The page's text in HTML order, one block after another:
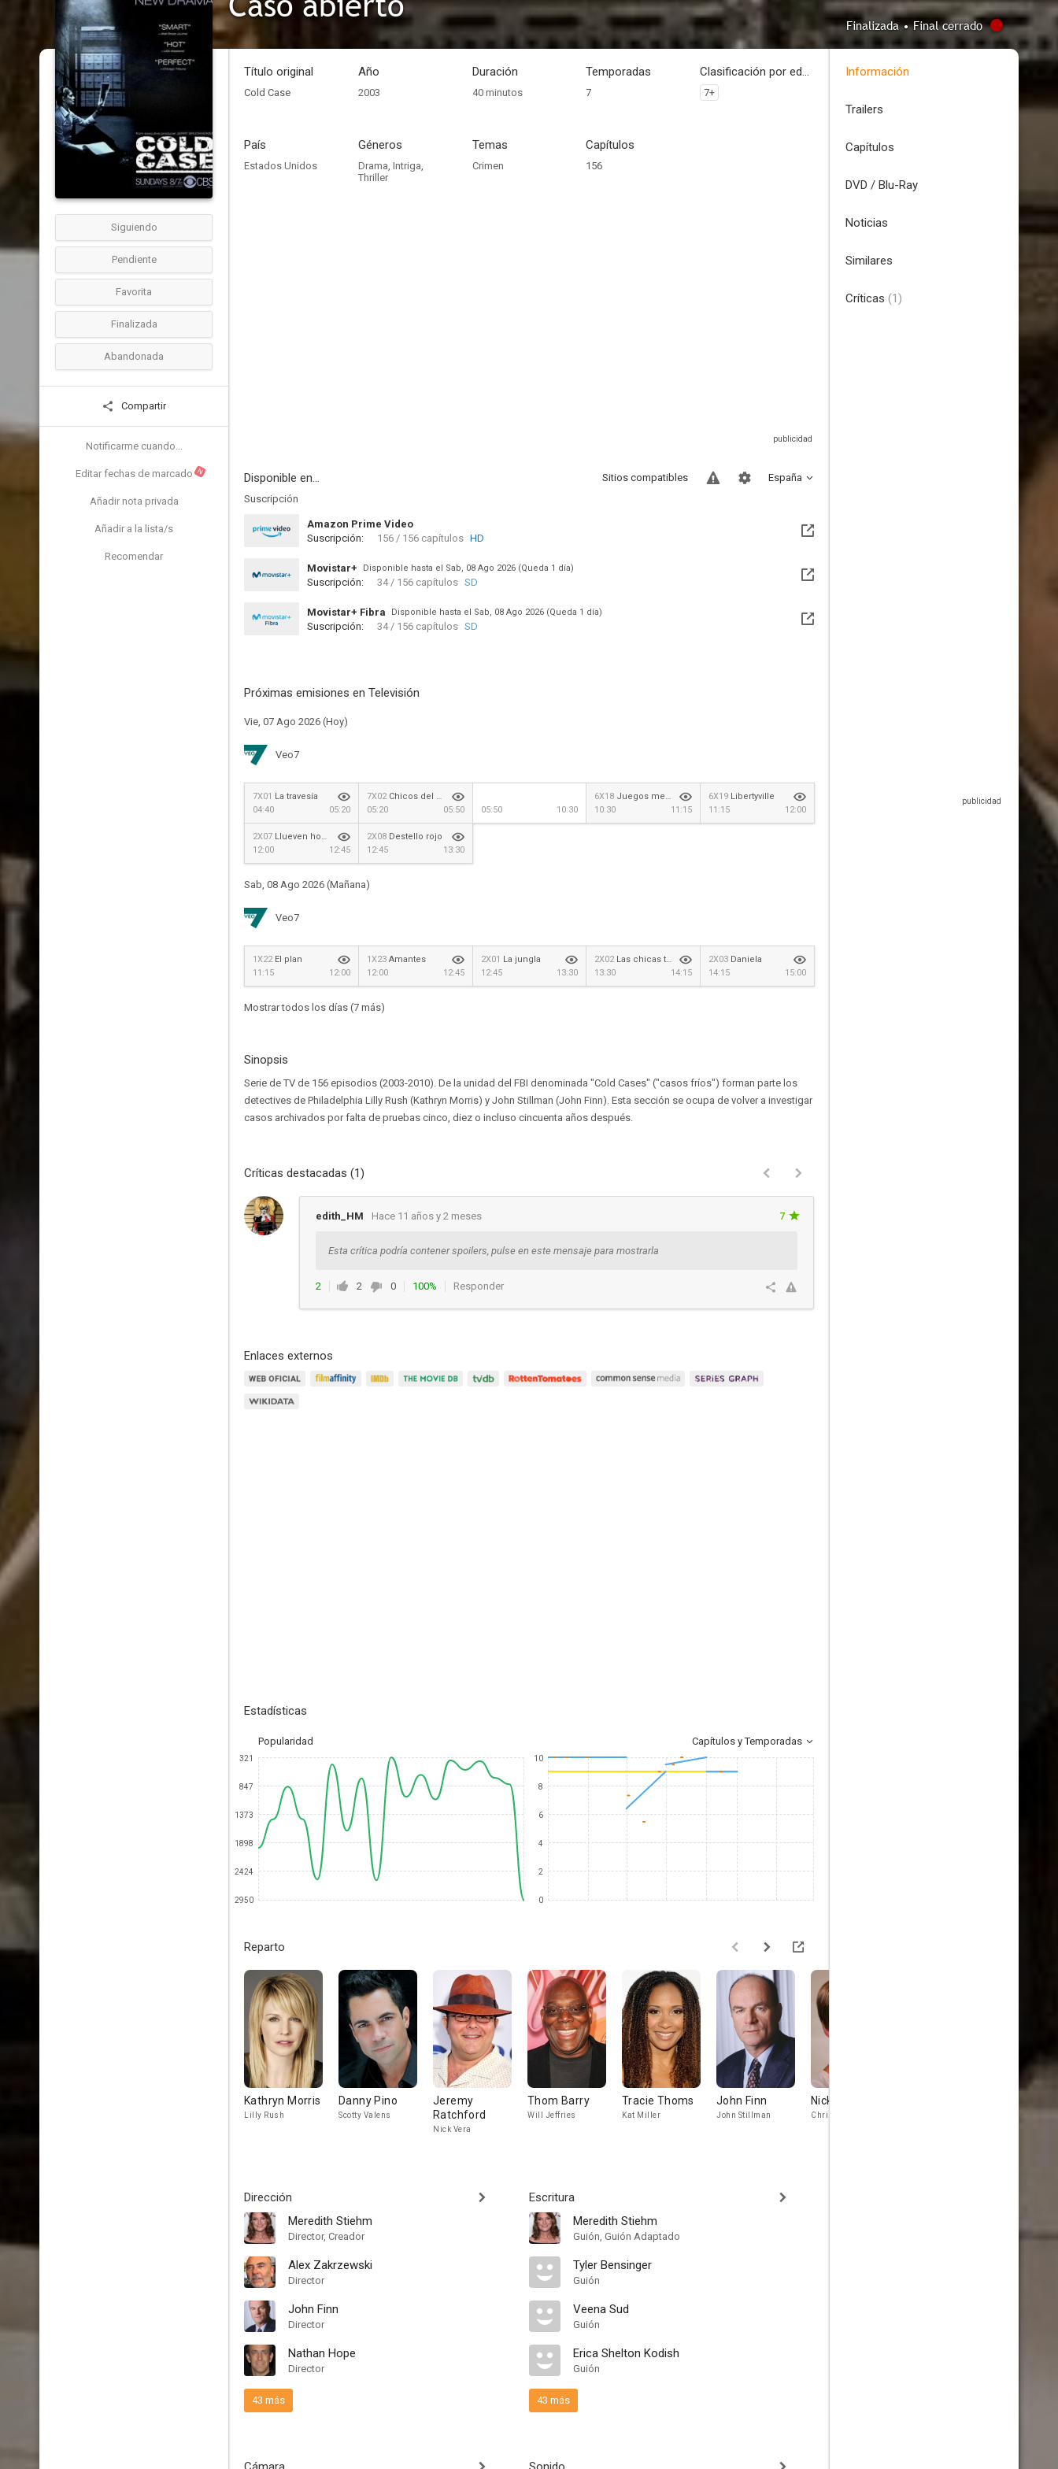
Finalizada • Final cerrado
Siguiendo
Pendiente
Favorita
Finalizada
Abandonada
Compartir
Notificarme cuando...
Editar fechas de marcado N
Añadir nota privada
Añadir a la lista/s
Recomendar
Título original
Cold Case
Año
2003
Duración
40 minutos
Temporadas
7
Clasificación por edades
7+
País
Estados Unidos
Géneros
Drama, Intriga,
Thriller
Temas
Crimen
Capítulos
156
Disponible en... España
Sitios compatibles
Suscripción
Amazon Prime Video
Suscripción:
156 / 156 capítulos HD
Movistar+ Disponible hasta el Sab, 08 Ago 2026 (Queda 1 día)
Suscripción: 34 / 156 capítulos SD
Movistar+ Fibra Disponible hasta el Sab, 08 Ago 2026 (Queda 1 día)
Suscripción: 34 / 156 capítulos SD
Próximas emisiones en Televisión
Vie, 07 Ago 2026 (Hoy)
Veo7
7X01 La travesía
04:40
05:20
7X02Chicos del barrio
05:20
05:50 05:50 10:30
6X18 Juegos mentales
10:30
11:15
6X19 Libertyville
11:15
12:00
2X07 Llueven hombres
12:00
12:45
2X08Destello rojo
12:45
13:30
Sab, 08 Ago 2026 (Mañana)
Veo7
1X22El plan
11:15
12:00
1X23Amantes
12:00
12:45
2X01 La jungla
12:45
13:30
2X02Las chicas trabajadoras
13:30
14:15
2X03 Daniela
14:15
15:00
Mostrar todos los días (7 más)
Sinopsis
Serie de TV de 156 episodios (2003-2010). De la unidad del FBI denominada "Cold Cases" ("casos fríos") forman parte los
detectives de Philadelphia Lilly Rush (Kathryn Morris) y John Stillman (John Finn). Esta sección se ocupa de volver a investigar
casos archivados por falta de pruebas cinco, diez o incluso cincuenta años después.
Críticas destacadas (1)
edith_HM Hace 11 años y 2 meses 7
Esta crítica podría contener spoilers, pulse en este mensaje para mostrarla
2 2 0 100% Responder
Enlaces externos
Estadísticas
Popularidad Capítulos y Temporadas
321
847
1373
1898
2424
2950
10
8
6
4
2
0
Reparto
Kathryn Morris
Lilly Rush
Danny Pino
Scotty Valens
Jeremy
Ratchford
Nick Vera
Thom Barry
Will Jeffries
Tracie Thoms
Kat Miller
John Finn
John Stillman
Nicki Aycox
Christina Rush
Dirección
Meredith Stiehm
Director, Creador
Alex Zakrzewski
Director
John Finn
Director
Nathan Hope
Director
43 más
Escritura
Meredith Stiehm
Guión, Guión Adaptado
Tyler Bensinger
Guión
Veena Sud
Guión
Erica Shelton Kodish
Guión
43 más
Información
Trailers
Capítulos
DVD / Blu-Ray
Noticias
Similares
Críticas (1)